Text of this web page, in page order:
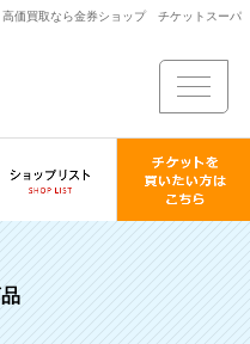
価買取なら金券ショップ チケットスーパ